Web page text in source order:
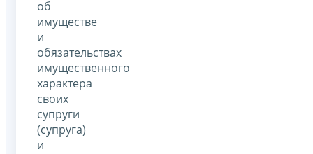
об
имуществе
и
обязательствах
имущественного
характера
своих
супруги
(супруга)
и